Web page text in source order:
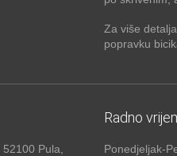
Za više
popravku
Pula,
Radno
Ponedjeljak-